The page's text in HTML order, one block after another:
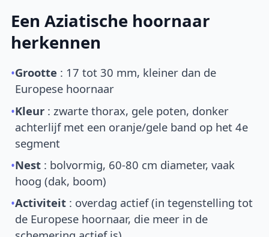
Een Aziatische hoornaar
herkennen
•Grootte : 17 tot 30 mm, kleiner dan de
Europese hoornaar
•Kleur : zwarte thorax, gele poten, donker
achterlijf met een oranje/gele band op het 4e
segment
•Nest : bolvormig, 60-80 cm diameter, vaak
hoog (dak, boom)
•Activiteit : overdag actief (in tegenstelling tot
de Europese hoornaar, die meer in de